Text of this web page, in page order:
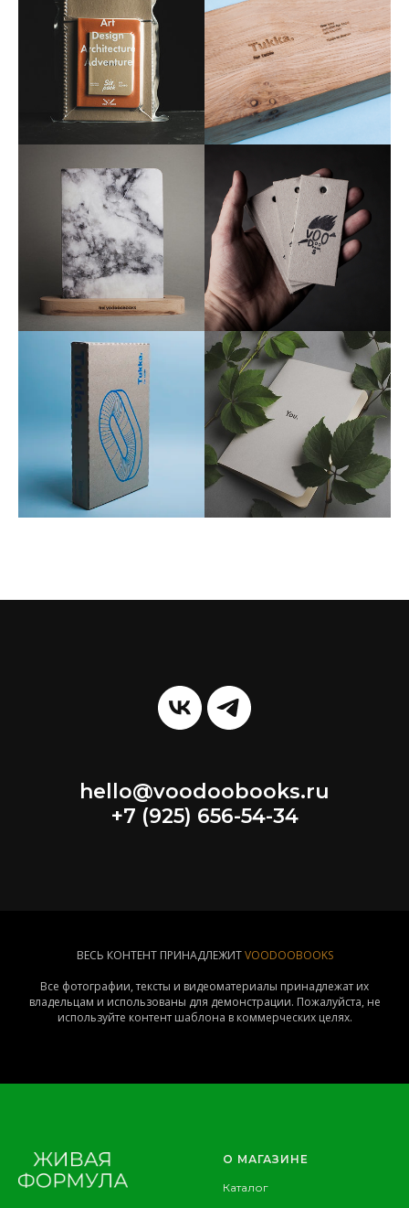
hello@voodoobooks.ru
+7 (925) 656-54-34
ВЕСЬ КОНТЕНТ ПРИНАДЛЕЖИТVOODOOBOOKS
Все фотографии, тексты и видеоматериалы принадлежат их
владельцам и использованы для демонстрации. Пожалуйста, не
используйте контент шаблона в коммерческих целях.
О МАГАЗИНЕ
Каталог